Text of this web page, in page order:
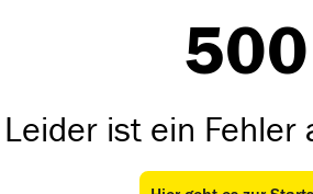
500
Leider ist ein Fehler